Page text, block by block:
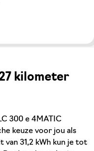
kilometer
300 e 4MATIC
keuze voor jou als
van 31,2 kWh kun je tot